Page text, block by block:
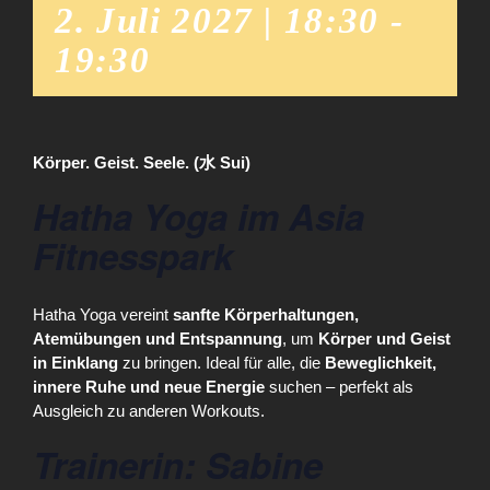
2. Juli 2027 | 18:30 -
19:30
Körper. Geist. Seele. (水 Sui)
Hatha Yoga vereint sanfte Körperhaltungen,
Atemübungen und Entspannung, um Körper und Geist
in Einklang zu bringen. Ideal für alle, die Beweglichkeit,
innere Ruhe und neue Energie suchen – perfekt als
Ausgleich zu anderen Workouts.